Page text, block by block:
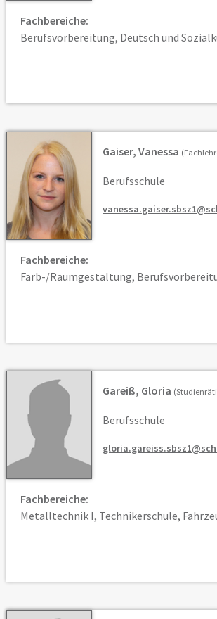
Fachbereiche:
Berufsvorbereitung, Deutsch und
Gaiser, Vanessa
Berufsschule
Fachbereiche:
Farb-/Raumgestaltung,
Gareiß, Gloria
Berufsschule
Fachbereiche:
Metalltechnik I, Technikerschule,